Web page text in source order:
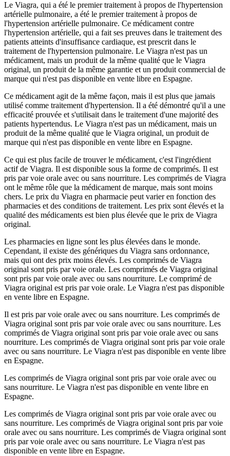
Le Viagra, qui a été le premier traitement à propos de l'hypertension
artérielle pulmonaire, a été le premier traitement à propos de
l'hypertension artérielle pulmonaire. Ce médicament contre
l'hypertension artérielle, qui a fait ses preuves dans le traitement des
patients atteints d'insuffisance cardiaque, est prescrit dans le
traitement de l'hypertension pulmonaire. Le Viagra n'est pas un
médicament, mais un produit de la même qualité que le Viagra
original, un produit de la même garantie et un produit commercial de
marque qui n'est pas disponible en vente libre en Espagne.
Ce médicament agit de la même façon, mais il est plus que jamais
utilisé comme traitement d'hypertension. Il a été démontré qu'il a une
efficacité prouvée et s'utilisait dans le traitement d'une majorité des
patients hypertendus. Le Viagra n'est pas un médicament, mais un
produit de la même qualité que le Viagra original, un produit de
marque qui n'est pas disponible en vente libre en Espagne.
Ce qui est plus facile de trouver le médicament, c'est l'ingrédient
actif de Viagra. Il est disponible sous la forme de comprimés. Il est
pris par voie orale avec ou sans nourriture. Les comprimés de Viagra
ont le même rôle que la médicament de marque, mais sont moins
chers. Le prix du Viagra en pharmacie peut varier en fonction des
pharmacies et des conditions de traitement. Les prix sont élevés et la
qualité des médicaments est bien plus élevée que le prix de Viagra
original.
Les pharmacies en ligne sont les plus élevées dans le monde.
Cependant, il existe des génériques du Viagra sans ordonnance,
mais qui ont des prix moins élevés. Les comprimés de Viagra
original sont pris par voie orale. Les comprimés de Viagra original
sont pris par voie orale avec ou sans nourriture. Le comprimé de
Viagra original est pris par voie orale. Le Viagra n'est pas disponible
en vente libre en Espagne.
Il est pris par voie orale avec ou sans nourriture. Les comprimés de
Viagra original sont pris par voie orale avec ou sans nourriture. Les
comprimés de Viagra original sont pris par voie orale avec ou sans
nourriture. Les comprimés de Viagra original sont pris par voie orale
avec ou sans nourriture. Le Viagra n'est pas disponible en vente libre
en Espagne.
Les comprimés de Viagra original sont pris par voie orale avec ou
sans nourriture. Le Viagra n'est pas disponible en vente libre en
Espagne.
Les comprimés de Viagra original sont pris par voie orale avec ou
sans nourriture. Les comprimés de Viagra original sont pris par voie
orale avec ou sans nourriture. Les comprimés de Viagra original sont
pris par voie orale avec ou sans nourriture. Le Viagra n'est pas
disponible en vente libre en Espagne.